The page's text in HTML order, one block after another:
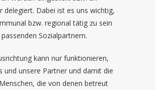
delegiert. Dabei ist es uns wichtig,
bzw. regional tätig zu sein
Sozialpartnern.
kann nur funktionieren,
und unsere Partner und damit die
die von denen betreut